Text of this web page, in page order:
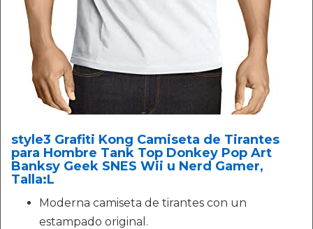
style3 Grafiti Kong Camiseta de Tirantes
para Hombre Tank Top Donkey Pop Art
Banksy Geek SNES Wii u Nerd Gamer,
Talla:L
Moderna camiseta de tirantes con un
estampado original.